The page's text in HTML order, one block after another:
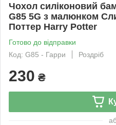
Чохол силіконовий
G85 5G з малюнком
Поттер Harry Potter
Готово до відправки
Код: G85 - Гарри
Роздріб
230 ₴